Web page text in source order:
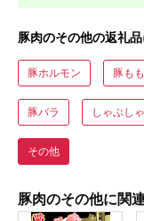
豚肉のその他の返礼
豚ホルモン 豚も
豚バラ しゃぶし
その他
豚肉のその他に関